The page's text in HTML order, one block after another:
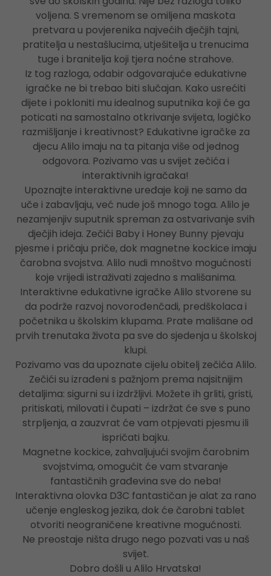
voljena. S vremenom se omiljena maskota
pretvara u povjerenika najvećih dječjih tajni,
pratitelja u nestašlucima, utješitelja u trenucima
tuge i branitelja koji tjera noćne strahove.
Iz tog razloga, odabir odgovarajuće edukativne
igračke ne bi trebao biti slučajan. Kako usrećiti
dijete i pokloniti mu idealnog suputnika koji će ga
poticati na samostalno otkrivanje svijeta, logičko
razmišljanje i kreativnost? Edukativne igračke za
djecu Alilo imaju na ta pitanja više od jednog
odgovora. Pozivamo vas u svijet zečića i
interaktivnih igračaka!
Upoznajte interaktivne uređaje koji ne samo da
uče i zabavljaju, već nude još mnogo toga. Alilo je
nezamjenjiv suputnik spreman za ostvarivanje svih
dječjih ideja. Zečići Baby i Honey Bunny pjevaju
pjesme i pričaju priče, dok magnetne kockice imaju
čarobna svojstva. Alilo nudi mnoštvo mogućnosti
koje vrijedi istraživati zajedno s mališanima.
Interaktivne edukativne igračke Alilo stvorene su
da podrže razvoj novorođenčadi, predškolaca i
početnika u školskim klupama. Prate mališane od
prvih trenutaka života pa sve do sjedenja u školskoj
klupi.
Pozivamo vas da upoznate cijelu obitelj zečića Alilo.
Zečići su izrađeni s pažnjom prema najsitnijim
detaljima: sigurni su i izdržljivi. Možete ih grliti, gristi,
pritiskati, milovati i čupati – izdržat će sve s puno
strpljenja, a zauzvrat će vam otpjevati pjesmu ili
ispričati bajku.
Magnetne kockice, zahvaljujući svojim čarobnim
svojstvima, omogućit će vam stvaranje
fantastičnih građevina sve do neba!
Interaktivna olovka D3C fantastičan je alat za rano
učenje engleskog jezika, dok će čarobni tablet
otvoriti neograničene kreativne mogućnosti.
Ne preostaje ništa drugo nego pozvati vas u naš
svijet.
Dobro došli u Alilo Hrvatska!